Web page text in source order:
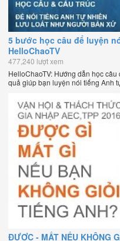
5 bước học câu để luyện
HelloChaoTV
477,240 lượt xem
HelloChaoTV: Hướng dẫn học
quả giúp bạn luyện nói tiếng Anh
Phạm Việt Thắng, đồng sáng
Anh trực tuyến chặt chẽ nhất thế
ĐƯỢC - MẤT NẾU KHÔNG